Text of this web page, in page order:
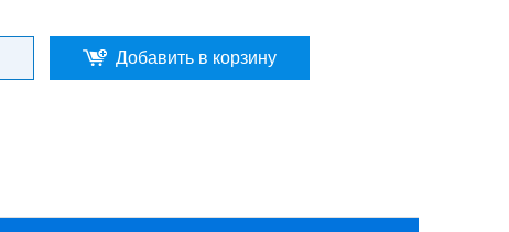
Добавить в корзину